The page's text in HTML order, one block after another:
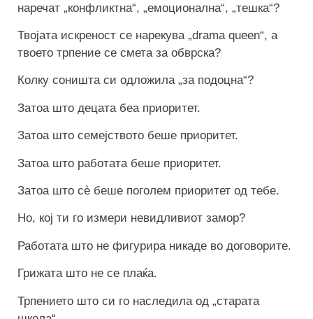
наречат „конфликтна“, „емоционална“, „тешка“?
Твојата искреност се нарекува „drama queen“, а
твоето трпение се смета за обврска?
Колку соништа си одложила „за подоцна“?
Затоа што децата беа приоритет.
Затоа што семејството беше приоритет.
Затоа што работата беше приоритет.
Затоа што сè беше поголем приоритет од тебе.
Но, кој ти го измери невидливиот замор?
Работата што не фигурира никаде во договорите.
Грижата што не се плаќа.
Трпението што си го наследила од „старата